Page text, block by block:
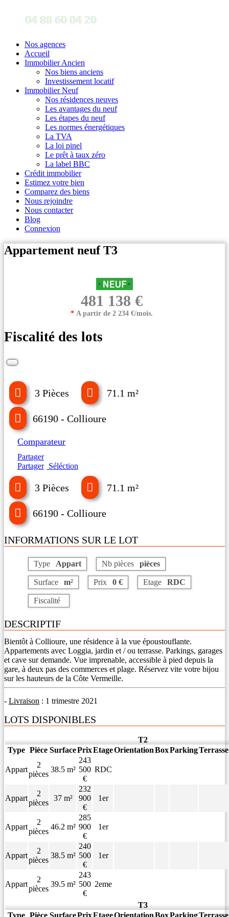
Nos agences
Accueil
Immobilier Ancien
Nos biens anciens
Investissement locatif
Immobilier Neuf
Nos résidences neuves
Les avantages du neuf
Les étapes du neuf
Les normes énergétiques
La TVA
La loi pinel
Le prêt à taux zéro
La label BBC
Crédit immobilier
Estimez votre bien
Comparez des biens
Nous rejoindre
Nous contacter
Blog
Connexion
Appartement neuf T3
481 138 €
*A partir de 2 234 €/mois.
Fiscalité des lots
3 Pièces 71.1 m²
66190 - Collioure
Comparateur
Partager
Partager Séléction
3 Pièces 71.1 m²
66190 - Collioure
INFORMATIONS SUR LE LOT
Type Appart Nb pièces pièces
Surface m² Prix 0 € Etage RDC
Fiscalité
DESCRIPTIF
Bientôt à Collioure, une résidence à la vue époustouflante.
Appartements avec Loggia, jardin et / ou terrasse. Parkings, garages
et cave sur demande. Vue imprenable, accessible à pied depuis la
gare, à deux pas des commerces et plage. Réservez vite votre bijou
sur les hauteurs de la Côte Vermeille.
- Livraison : 1 trimestre 2021
LOTS DISPONIBLES
T2
Type Pièce SurfacePrixEtageOrientationBoxParkingTerrasse
Appart
2
pièces
38.5 m²
243
500
€
RDC
Appart
2
pièces
37 m²
232
900
€
1er
Appart
2
pièces
46.2 m²
285
900
€
1er
Appart
2
pièces
38.5 m²
240
500
€
1er
Appart
2
pièces
39.5 m²
243
500
€
2eme
T3
Type Pièce SurfacePrixEtageOrientationBoxParkingTerrasse